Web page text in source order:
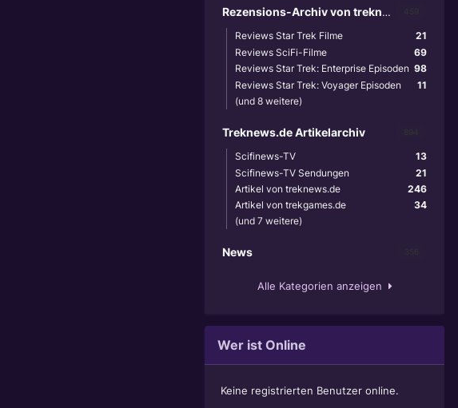
Rezensions-Archiv von treknews.de
21
Reviews Star Trek Filme
69
Reviews SciFi-Filme
98
Reviews Star Trek: Enterprise Episoden
11
Reviews Star Trek: Voyager Episoden
(und 8 weitere)
Treknews.de Artikelarchiv
13
Scifinews-TV
21
Scifinews-TV Sendungen
246
Artikel von treknews.de
34
Artikel von trekgames.de
(und 7 weitere)
News
Alle Kategorien anzeigen
Wer ist Online
Keine registrierten Benutzer online.